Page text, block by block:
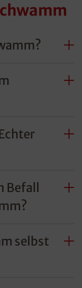
Befall
selbst